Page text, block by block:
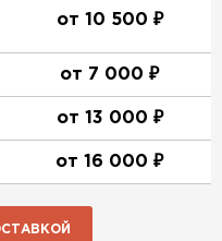
от 10 500 ₽
от 7 000 ₽
от 13 000 ₽
от 16 000 ₽